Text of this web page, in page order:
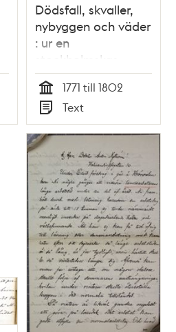
Dödsfall, skvaller,
nybyggen och väder
: ur en
stockholmskas
dagbok /
artikelförfattare:
Elisabeth Brenning
Tid
1771 till 1802
Typ
Text